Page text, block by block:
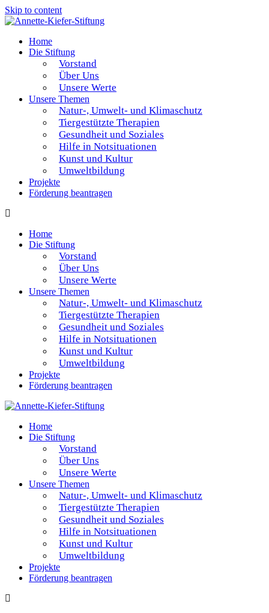
Skip to content
Home
Die Stiftung
Vorstand
Über Uns
Unsere Werte
Unsere Themen
Natur-, Umwelt- und Klimaschutz
Tiergestützte Therapien
Gesundheit und Soziales
Hilfe in Notsituationen
Kunst und Kultur
Umweltbildung
Projekte
Förderung beantragen
Home
Die Stiftung
Vorstand
Über Uns
Unsere Werte
Unsere Themen
Natur-, Umwelt- und Klimaschutz
Tiergestützte Therapien
Gesundheit und Soziales
Hilfe in Notsituationen
Kunst und Kultur
Umweltbildung
Projekte
Förderung beantragen
Home
Die Stiftung
Vorstand
Über Uns
Unsere Werte
Unsere Themen
Natur-, Umwelt- und Klimaschutz
Tiergestützte Therapien
Gesundheit und Soziales
Hilfe in Notsituationen
Kunst und Kultur
Umweltbildung
Projekte
Förderung beantragen